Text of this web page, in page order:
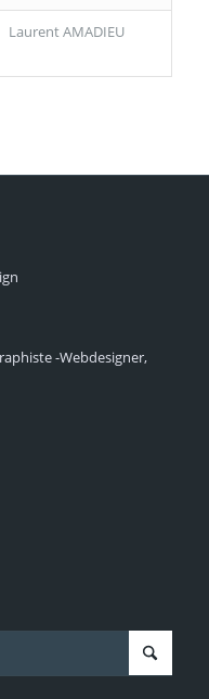
Laurent AMADIEU
-Webdesigner,